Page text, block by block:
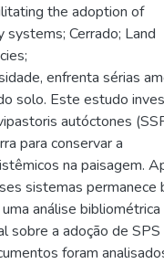
the adoption of
Cerrado; Land
enfrenta sérias
solo. Este estudo
autóctones
para conservar a
na paisagem.
sistemas permanece
análise bibliométrica
sobre a adoção de SPS
foram